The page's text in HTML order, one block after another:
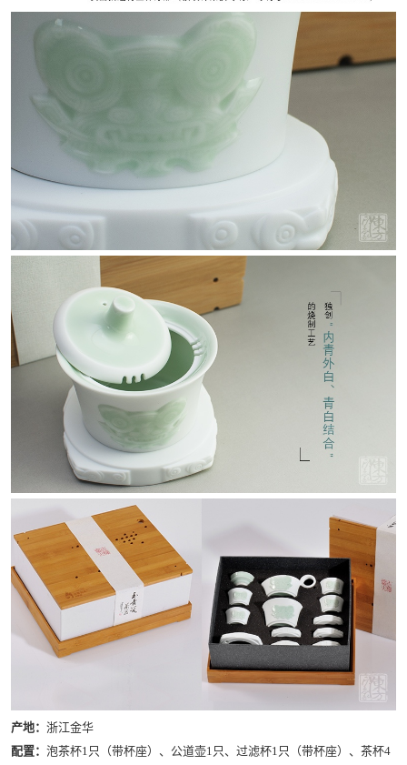
产地： 浙江金华
配置： 泡茶杯1只（带杯座）、公道壶1只、过滤杯1只（带杯座）、茶杯4